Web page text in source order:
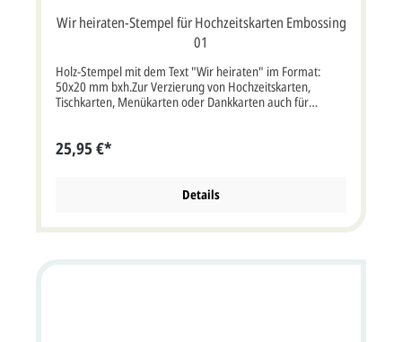
Wir heiraten-Stempel für Hochzeitskarten Embossing
01
Holz-Stempel mit dem Text "Wir heiraten" im Format:
50x20 mm bxh.Zur Verzierung von Hochzeitskarten,
Tischkarten, Menükarten oder Dankkarten auch für
25,95 €*
Details